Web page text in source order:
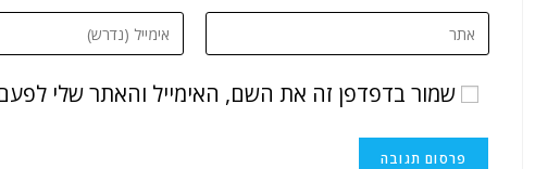
שמור בדפדפן זה את השם, האימייל והאתר שלי